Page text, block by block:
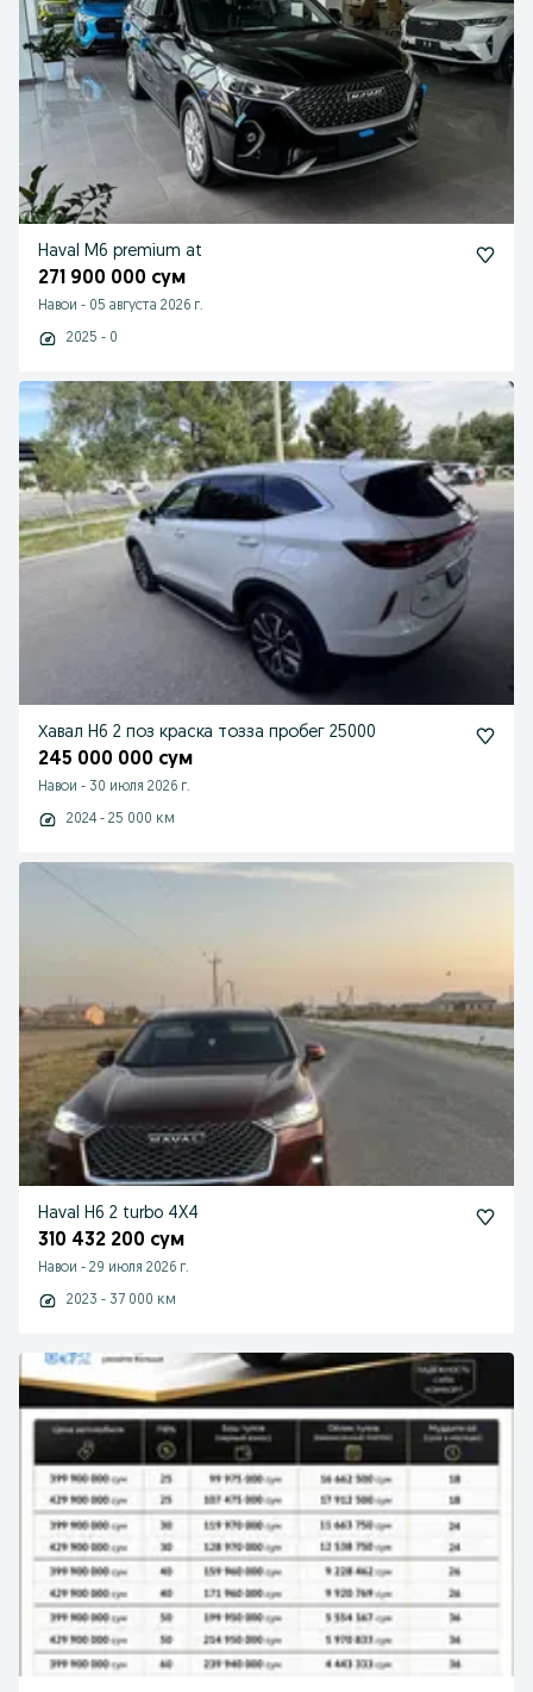
Haval M6 premium at
271 900 000 сум
Навои - 05 августа 2026 г.
2025 - 0
Хавал H6 2 поз краска тозза пробег 25000
245 000 000 сум
Навои - 30 июля 2026 г.
2024 - 25 000 км
Haval H6 2 turbo 4X4
310 432 200 сум
Навои - 29 июля 2026 г.
2023 - 37 000 км